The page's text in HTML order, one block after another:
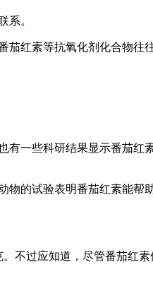
系。
红素等抗氧化剂化合物往
一些科研结果显示番茄红
的试验表明番茄红素能帮
不过应知道，尽管番茄红